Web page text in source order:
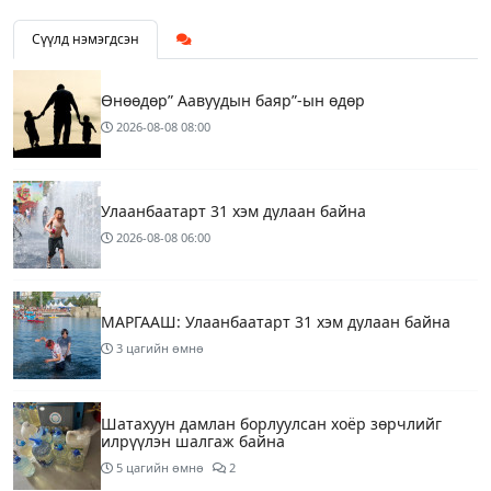
Сүүлд нэмэгдсэн
Өнөөдөр” Аавуудын баяр”-ын өдөр
2026-08-08 08:00
Улаанбаатарт 31 хэм дулаан байна
2026-08-08 06:00
МАРГААШ: Улаанбаатарт 31 хэм дулаан байна
3 цагийн өмнө
Шатахуун дамлан борлуулсан хоёр зөрчлийг
илрүүлэн шалгаж байна
5 цагийн өмнө 2